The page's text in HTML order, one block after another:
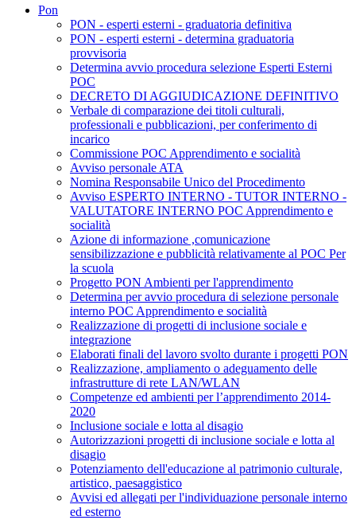
Pon
PON - esperti esterni - graduatoria definitiva
PON - esperti esterni - determina graduatoria
provvisoria
Determina avvio procedura selezione Esperti Esterni
POC
DECRETO DI AGGIUDICAZIONE DEFINITIVO
Verbale di comparazione dei titoli culturali,
professionali e pubblicazioni, per conferimento di
incarico
Commissione POC Apprendimento e socialità
Avviso personale ATA
Nomina Responsabile Unico del Procedimento
Avviso ESPERTO INTERNO - TUTOR INTERNO -
VALUTATORE INTERNO POC Apprendimento e
socialità
Azione di informazione ,comunicazione
sensibilizzazione e pubblicità relativamente al POC Per
la scuola
Progetto PON Ambienti per l'apprendimento
Determina per avvio procedura di selezione personale
interno POC Apprendimento e socialità
Realizzazione di progetti di inclusione sociale e
integrazione
Elaborati finali del lavoro svolto durante i progetti PON
Realizzazione, ampliamento o adeguamento delle
infrastrutture di rete LAN/WLAN
Competenze ed ambienti per l’apprendimento 2014-
2020
Inclusione sociale e lotta al disagio
Autorizzazioni progetti di inclusione sociale e lotta al
disagio
Potenziamento dell'educazione al patrimonio culturale,
artistico, paesaggistico
Avvisi ed allegati per l'individuazione personale interno
ed esterno